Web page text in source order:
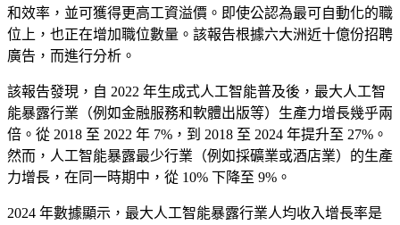
和效率，並可獲得更高工資溢價。即使公認為最可自動化的職
位上，也正在增加職位數量。該報告根據六大洲近十億份招聘
廣告，而進行分析。
該報告發現，自 2022 年生成式人工智能普及後，最大人工智
能暴露行業（例如金融服務和軟體出版等）生產力增長幾乎兩
倍。從 2018 至 2022 年 7%，到 2018 至 2024 年提升至 27%。
然而，人工智能暴露最少行業（例如採礦業或酒店業）的生產
力增長，在同一時期中，從 10% 下降至 9%。
2024 年數據顯示，最大人工智能暴露行業人均收入增長率是